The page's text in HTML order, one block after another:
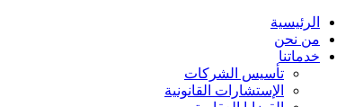
الرئيسية
من نحن
خدماتنا
تأسيس الشركات
الإستشارات القانونية